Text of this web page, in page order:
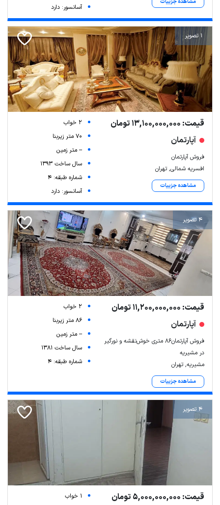
آسانسور: دارد
1 تصویر
قیمت: 13,100,000,000 تومان
آپارتمان
فروش آپارتمان
افسریه شمالی, تهران
مشاهده جزییات
2 خواب
70 متر زیربنا
-- متر زمین
سال ساخت 1393
شماره طبقه: 4
آسانسور: دارد
4 تصویر
قیمت: 11,200,000,000 تومان
آپارتمان
فروش آپارتمان۸۶ متری خوش‌نقشه و نورگیر
در مشیریه
مشیریه, تهران
مشاهده جزییات
2 خواب
86 متر زیربنا
-- متر زمین
سال ساخت 1381
شماره طبقه: 4
4 تصویر
قیمت: 5,000,000,000 تومان
1 خواب